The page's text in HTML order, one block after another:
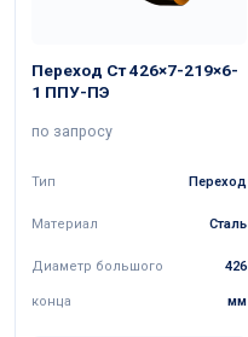
Переход Ст 426×7-219×6-
1 ППУ-ПЭ
по запросу
Тип Переход
Материал Сталь
Диаметр большого
конца
426
мм